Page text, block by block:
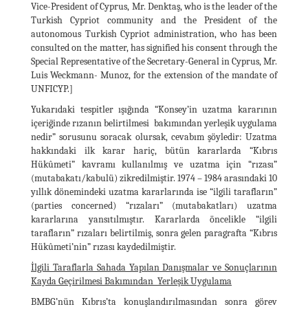
Vice-President of Cyprus, Mr. Denktaş, who is the leader of the
Turkish Cypriot community and the President of the
autonomous Turkish Cypriot administration, who has been
consulted on the matter, has signified his consent through the
Special Representative of the Secretary-General in Cyprus, Mr.
Luis Weckmann- Munoz, for the extension of the mandate of
UNFICYP.]
Yukarıdaki tespitler ışığında “Konsey’in uzatma kararının
içeriğinde rızanın belirtilmesi bakımından yerleşik uygulama
nedir” sorusunu soracak olursak, cevabım şöyledir: Uzatma
hakkındaki ilk karar hariç, bütün kararlarda “Kıbrıs
Hükûmeti” kavramı kullanılmış ve uzatma için “rızası”
(mutabakatı/kabulü) zikredilmiştir. 1974 – 1984 arasındaki 10
yıllık dönemindeki uzatma kararlarında ise “ilgili tarafların”
(parties concerned) “rızaları” (mutabakatları) uzatma
kararlarına yansıtılmıştır. Kararlarda öncelikle “ilgili
tarafların” rızaları belirtilmiş, sonra gelen paragrafta “Kıbrıs
Hükûmeti’nin” rızası kaydedilmiştir.
İlgili Taraflarla Sahada Yapılan Danışmalar ve Sonuçlarının
Kayda Geçirilmesi Bakımından Yerleşik Uygulama
BMBG’nün Kıbrıs’ta konuşlandırılmasından sonra görev